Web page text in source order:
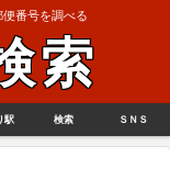
番号を調べる
索
駅 検索 ＳＮＳ